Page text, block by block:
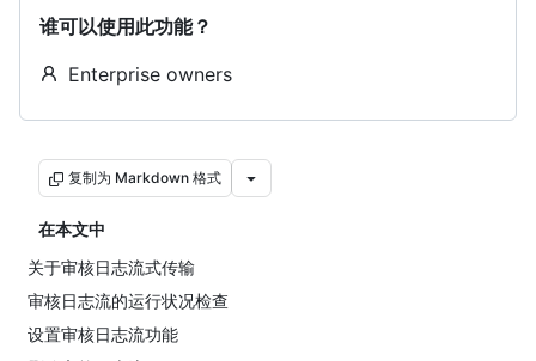
谁可以使用此功能？
Enterprise owners
复制为 Markdown 格式
在本文中
关于审核日志流式传输
审核日志流的运行状况检查
设置审核日志流功能